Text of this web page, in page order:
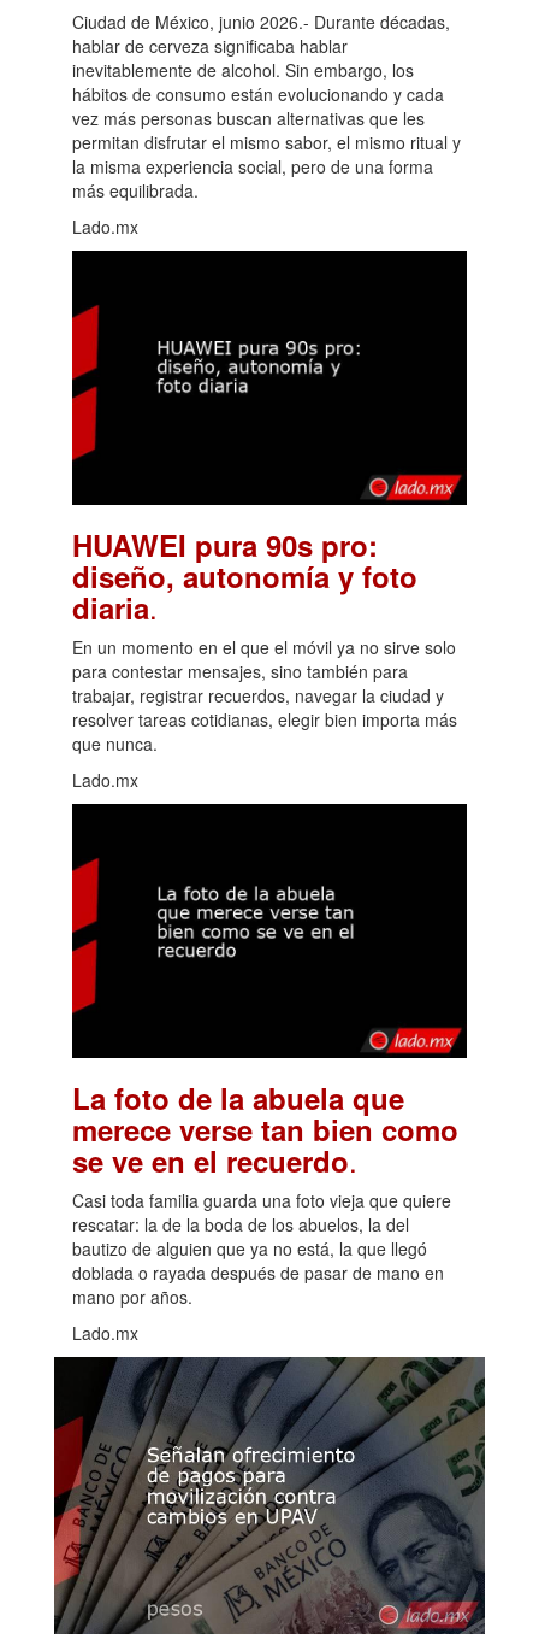
Ciudad de México, junio 2026.- Durante décadas,
hablar de cerveza significaba hablar
inevitablemente de alcohol. Sin embargo, los
hábitos de consumo están evolucionando y cada
vez más personas buscan alternativas que les
permitan disfrutar el mismo sabor, el mismo ritual y
la misma experiencia social, pero de una forma
más equilibrada.
Lado.mx
HUAWEI pura 90s pro:
diseño, autonomía y foto
diaria.
En un momento en el que el móvil ya no sirve solo
para contestar mensajes, sino también para
trabajar, registrar recuerdos, navegar la ciudad y
resolver tareas cotidianas, elegir bien importa más
que nunca.
Lado.mx
La foto de la abuela que
merece verse tan bien como
se ve en el recuerdo.
Casi toda familia guarda una foto vieja que quiere
rescatar: la de la boda de los abuelos, la del
bautizo de alguien que ya no está, la que llegó
doblada o rayada después de pasar de mano en
mano por años.
Lado.mx